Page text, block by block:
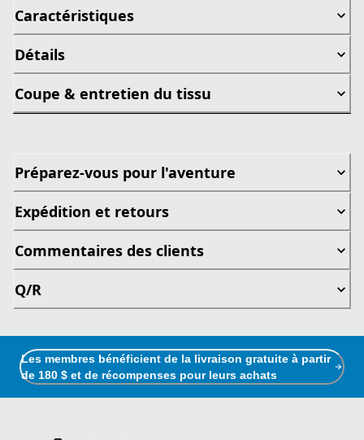
Caractéristiques
Détails
Coupe & entretien du tissu
Préparez-vous pour l'aventure
Expédition et retours
Commentaires des clients
Q/R
Les membres bénéficient de la livraison gratuite à partir
de 180 $ et de récompenses pour leurs achats